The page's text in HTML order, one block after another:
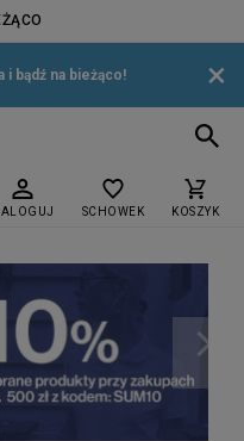
bądź na bieżąco! ×
SCHOWEK KOSZYK